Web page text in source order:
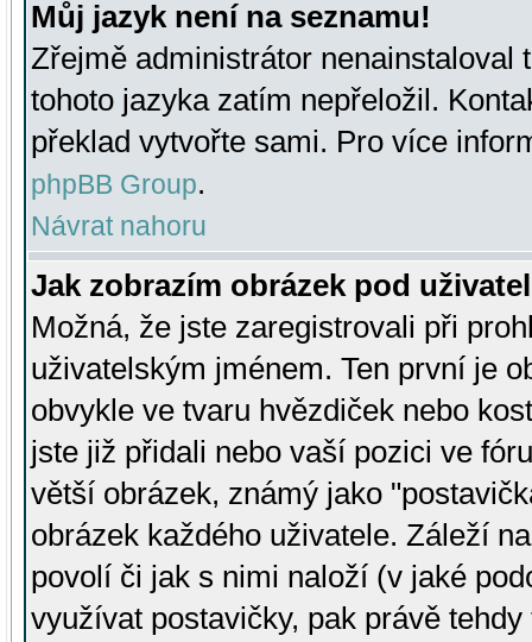
Můj jazyk není na seznamu!
Zřejmě administrátor nenainstaloval
tohoto jazyka zatím nepřeložil.
překlad vytvořte sami. Pro více
phpBB Group.
Návrat nahoru
Jak zobrazím obrázek pod
Možná, že jste zaregistrovali při
uživatelským jménem. Ten první je
obvykle ve tvaru hvězdiček nebo
jste již přidali nebo vaší pozici ve
větší obrázek, známý jako
obrázek každého uživatele. Záleží
povolí či jak s nimi naloží (v jaké
využívat postavičky, pak právě